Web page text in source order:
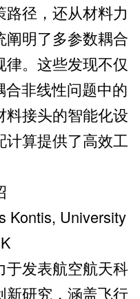
径，还从材料力
明了多参数耦合
。这些发现不仅
非线性问题中的
接头的智能化设
算提供了高效工
University
发表航空航天科
新研究，涵盖飞行